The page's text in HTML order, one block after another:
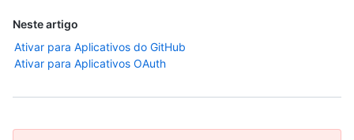
Neste artigo
Ativar para Aplicativos do GitHub
Ativar para Aplicativos OAuth